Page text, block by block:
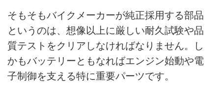
そもそもバイクメーカーが純正採用する部品
というのは、想像以上に厳しい耐久試験や品
質テストをクリアしなければなりません。し
かもバッテリーともなればエンジン始動や電
子制御を支える特に重要パーツです。